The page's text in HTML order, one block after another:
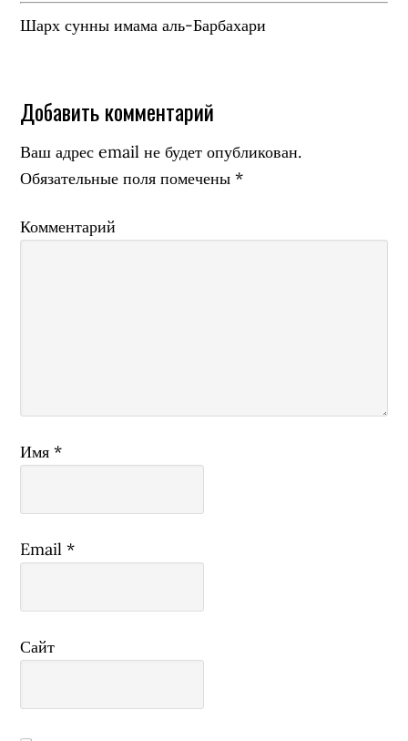
Шарх сунны имама аль-Барбахари
Добавить комментарий
Ваш адрес email не будет опубликован.
Обязательные поля помечены*
Комментарий
Имя*
Email*
Сайт